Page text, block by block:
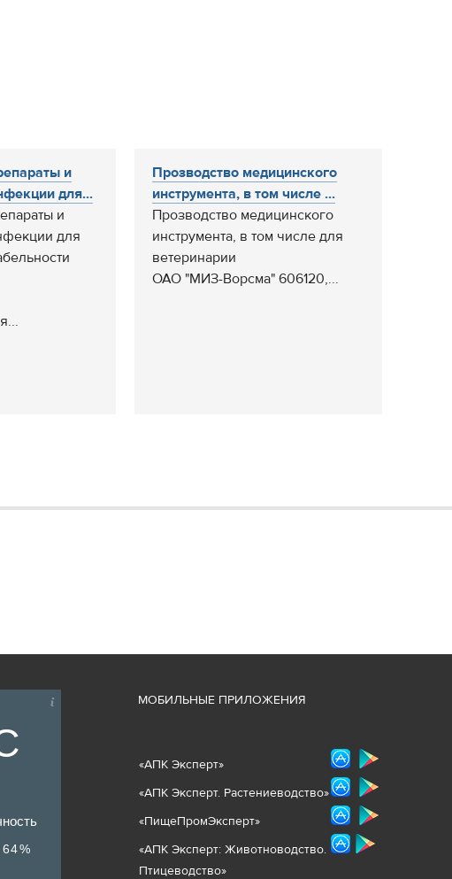
и
для...
и
для
Прозводство медицинского
инструмента, в том числе ...
Прозводство медицинского
инструмента, в том числе для
ветеринарии
ОАО "МИЗ-Ворсма" 606120,...
64%
МОБИЛЬНЫЕ ПРИЛОЖЕНИЯ
«АПК Эксперт»
«АПК Эксперт. Растениеводство»
«ПищеПромЭксперт»
«АПК Эксперт: Животноводство.
Птицеводство»